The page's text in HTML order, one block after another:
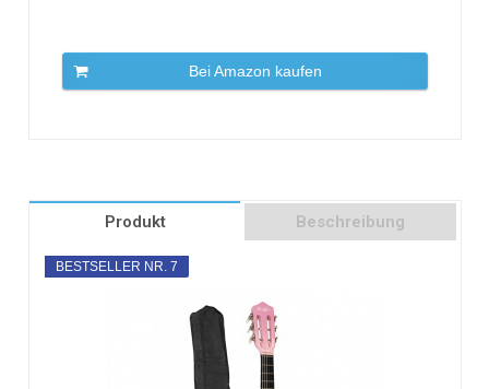
Bei Amazon kaufen
Produkt Beschreibung
BESTSELLER NR. 7